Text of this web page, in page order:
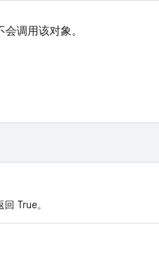
调用该对象。
True。